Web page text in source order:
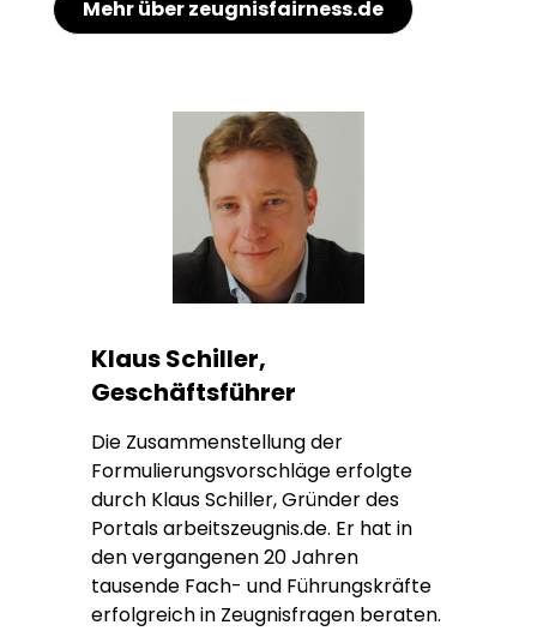
Mehr über zeugnisfairness.de
Klaus Schiller,
Geschäftsführer
Die Zusammenstellung der
Formulierungsvorschläge erfolgte
durch Klaus Schiller, Gründer des
Portals arbeitszeugnis.de. Er hat in
den vergangenen 20 Jahren
tausende Fach- und Führungskräfte
erfolgreich in Zeugnisfragen beraten.